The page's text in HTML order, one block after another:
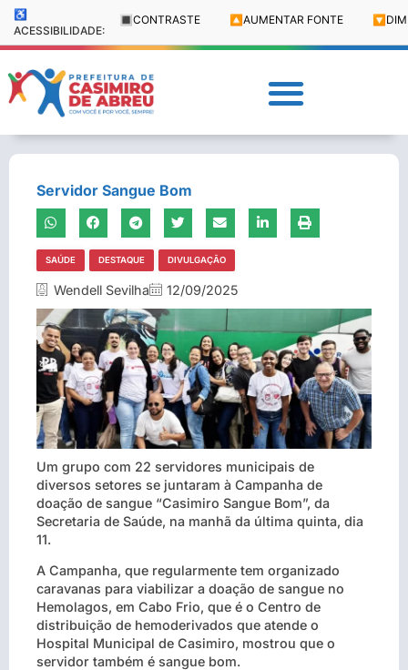
♿
ACESSIBILIDADE:
🔳 CONTRASTE 🔼 AUMENTAR FONTE 🔽
Servidor Sangue Bom
SAÚDE DESTAQUE DIVULGAÇÃO
Wendell Sevilha 12/09/2025
Um grupo com 22 servidores municipais de
diversos setores se juntaram à Campanha de
doação de sangue “Casimiro Sangue Bom”, da
Secretaria de Saúde, na manhã da última quinta, dia
11.
A Campanha, que regularmente tem organizado
caravanas para viabilizar a doação de sangue no
Hemolagos, em Cabo Frio, que é o Centro de
distribuição de hemoderivados que atende o
Hospital Municipal de Casimiro, mostrou que o
servidor também é sangue bom.